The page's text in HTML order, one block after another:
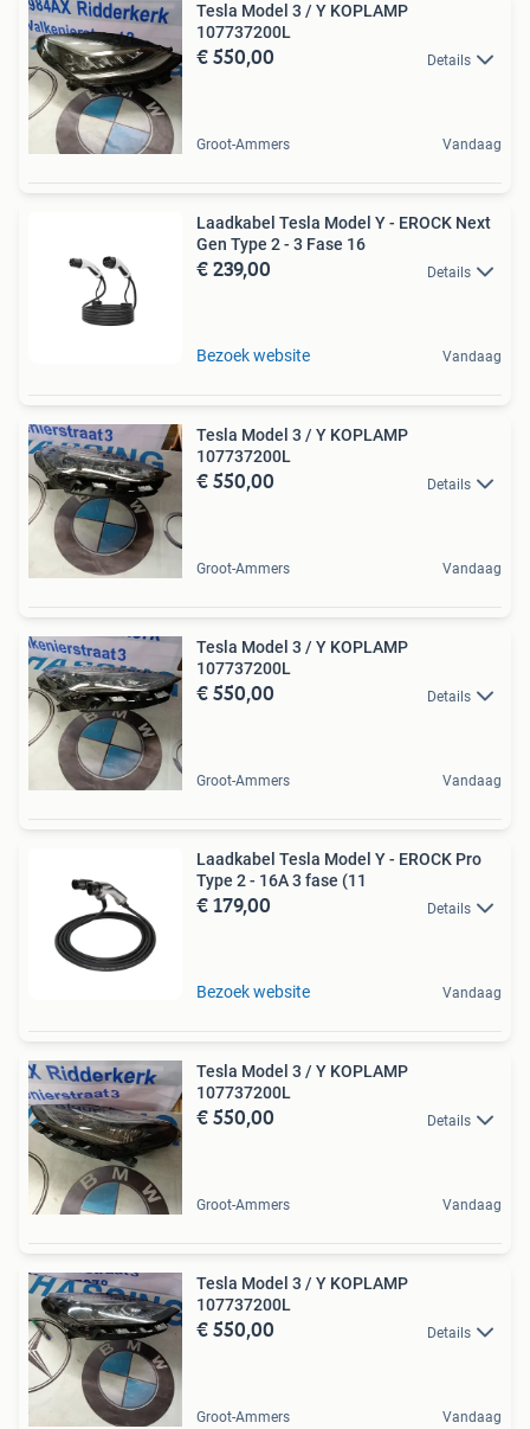
Tesla Model 3 / Y KOPLAMP
107737200L
€ 550,00 Details
Groot-Ammers Vandaag
Laadkabel Tesla Model Y - EROCK Next
Gen Type 2 - 3 Fase 16
€ 239,00 Details
Bezoek website Vandaag
Tesla Model 3 / Y KOPLAMP
107737200L
€ 550,00 Details
Groot-Ammers Vandaag
Tesla Model 3 / Y KOPLAMP
107737200L
€ 550,00 Details
Groot-Ammers Vandaag
Laadkabel Tesla Model Y - EROCK Pro
Type 2 - 16A 3 fase (11
€ 179,00 Details
Bezoek website Vandaag
Tesla Model 3 / Y KOPLAMP
107737200L
€ 550,00 Details
Groot-Ammers Vandaag
Tesla Model 3 / Y KOPLAMP
107737200L
€ 550,00 Details
Groot-Ammers Vandaag